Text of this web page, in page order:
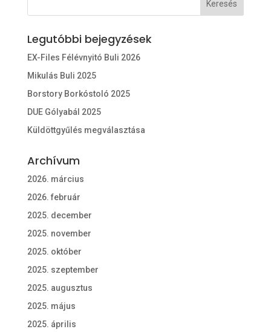
Legutóbbi bejegyzések
EX-Files Félévnyitó Buli 2026
Mikulás Buli 2025
Borstory Borkóstoló 2025
DUE Gólyabál 2025
Küldöttgyűlés megválasztása
Archívum
2026. március
2026. február
2025. december
2025. november
2025. október
2025. szeptember
2025. augusztus
2025. május
2025. április